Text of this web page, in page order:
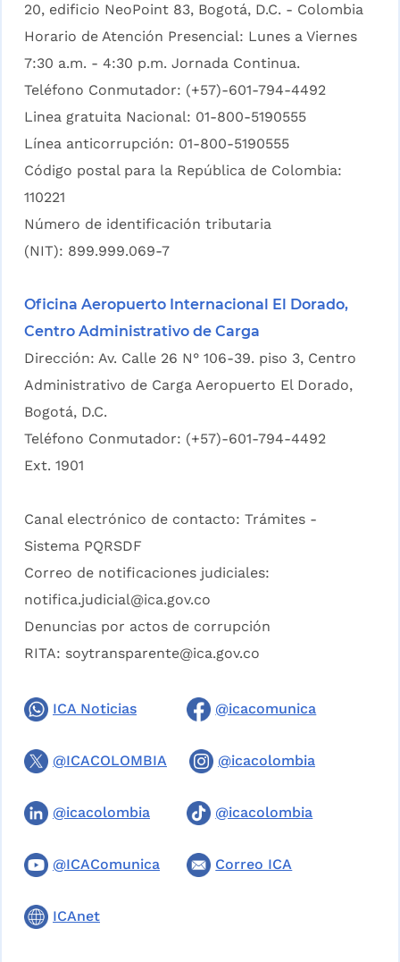
20, edificio NeoPoint 83, Bogotá, D.C. - Colombia
Horario de Atención Presencial: Lunes a Viernes
7:30 a.m. - 4:30 p.m. Jornada Continua.
Teléfono Conmutador: (+57)-601-794-4492
Linea gratuita Nacional: 01-800-5190555
Línea anticorrupción: 01-800-5190555
Código postal para la República de Colombia:
110221
Número de identificación tributaria
(NIT): 899.999.069-7
Oficina Aeropuerto Internacional El Dorado,
Centro Administrativo de Carga
Dirección: Av. Calle 26 N° 106-39. piso 3, Centro
Administrativo de Carga Aeropuerto El Dorado,
Bogotá, D.C.
Teléfono Conmutador: (+57)-601-794-4492
Ext. 1901
Canal electrónico de contacto: Trámites -
Sistema PQRSDF
Correo de notificaciones judiciales:
notifica.judicial@ica.gov.co
Denuncias por actos de corrupción
RITA: soytransparente@ica.gov.co
ICA Noticias @icacomunica
@ICACOLOMBIA @icacolombia
@icacolombia @icacolombia
@ICAComunica Correo ICA
ICAnet